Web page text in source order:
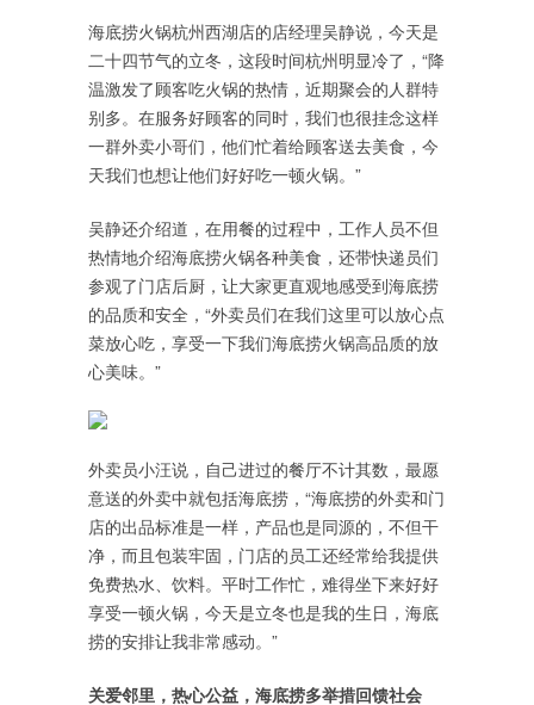
海底捞火锅杭州西湖店的店经理吴静说，今天是
二十四节气的立冬，这段时间杭州明显冷了，“降
温激发了顾客吃火锅的热情，近期聚会的人群特
别多。在服务好顾客的同时，我们也很挂念这样
一群外卖小哥们，他们忙着给顾客送去美食，今
天我们也想让他们好好吃一顿火锅。”
吴静还介绍道，在用餐的过程中，工作人员不但
热情地介绍海底捞火锅各种美食，还带快递员们
参观了门店后厨，让大家更直观地感受到海底捞
的品质和安全，“外卖员们在我们这里可以放心点
菜放心吃，享受一下我们海底捞火锅高品质的放
心美味。”
外卖员小汪说，自己进过的餐厅不计其数，最愿
意送的外卖中就包括海底捞，“海底捞的外卖和门
店的出品标准是一样，产品也是同源的，不但干
净，而且包装牢固，门店的员工还经常给我提供
免费热水、饮料。平时工作忙，难得坐下来好好
享受一顿火锅，今天是立冬也是我的生日，海底
捞的安排让我非常感动。”
关爱邻里，热心公益，海底捞多举措回馈社会